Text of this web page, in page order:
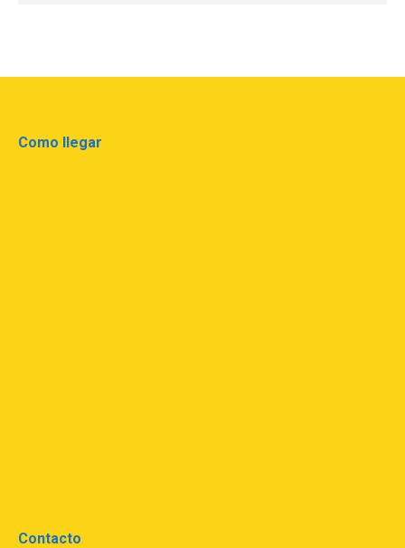
Como llegar
Contacto